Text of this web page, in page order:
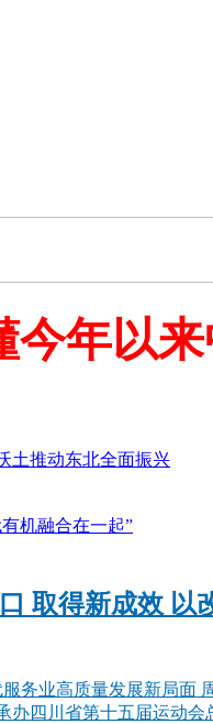
今年以
土推动东北全面振兴
机融合在一起”
取得新成效
务业高质量发展新局面
办四川省第十五届运动